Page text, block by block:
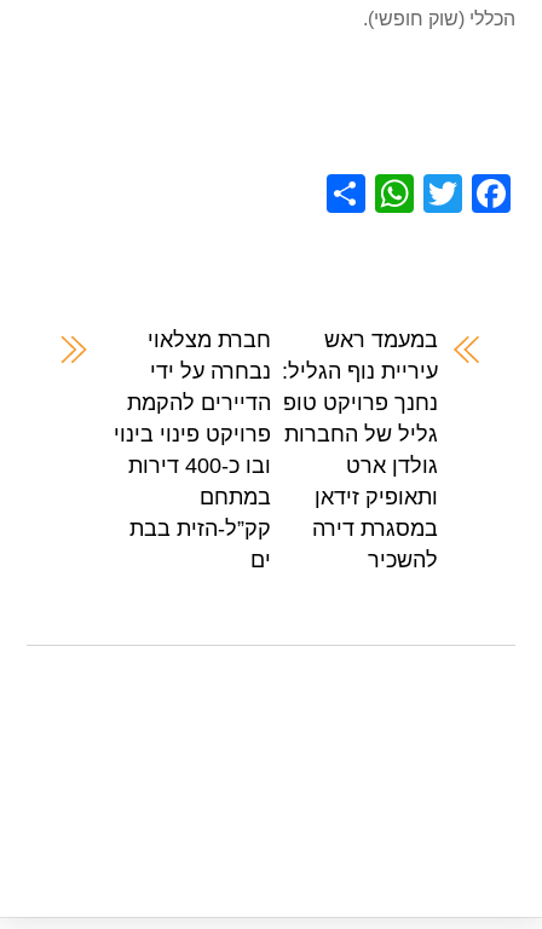
הכללי (שוק חופשי).
F
b
T
W
A
p
p
במעמד ראש
עיריית נוף הגליל:
נחנך פרויקט טופ
גליל של החברות
גולדן ארט
ותאופיק זידאן
במסגרת דירה
להשכיר
חברת מצלאוי
נבחרה על ידי
הדיירים להקמת
פרויקט פינוי בינוי
ובו כ-400 דירות
במתחם
קק”ל-הזית בבת
ים